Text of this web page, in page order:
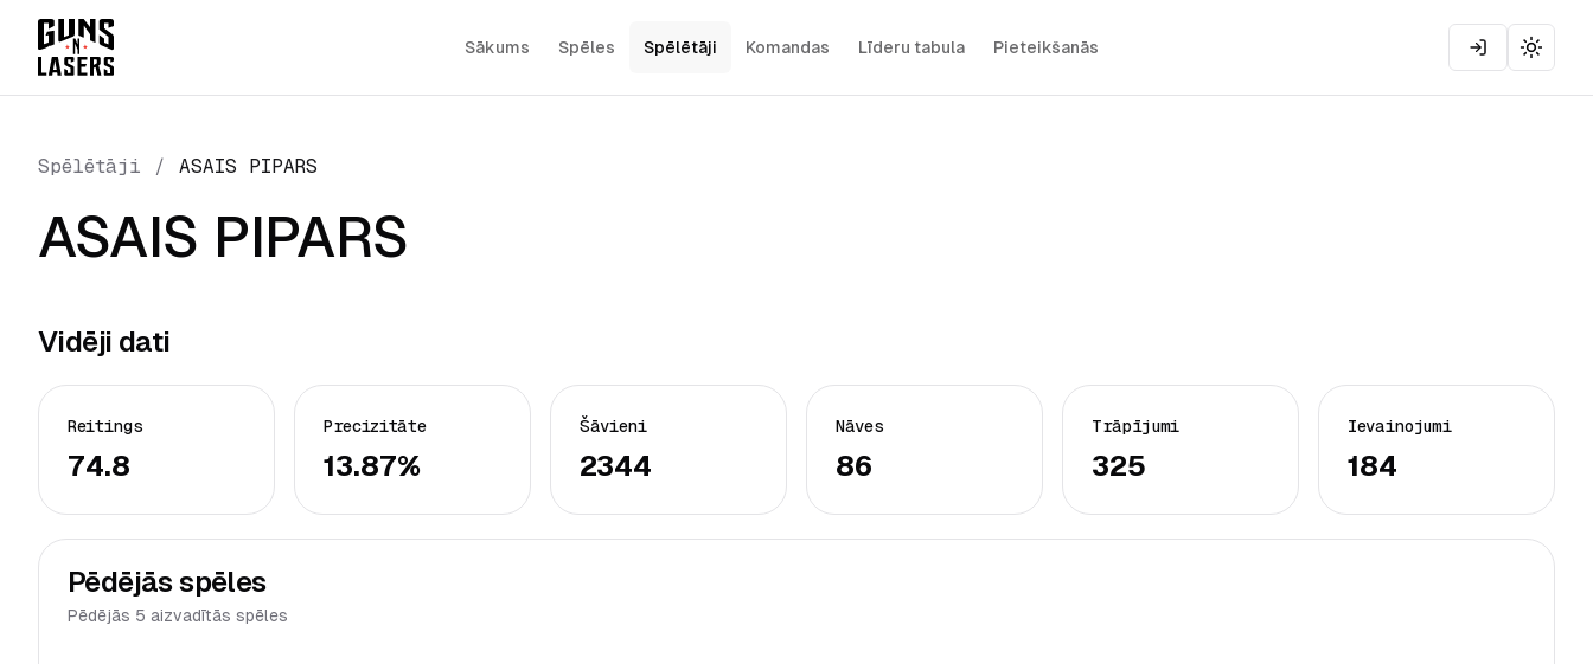
Sākums Spēles Spēlētāji Komandas Līderu tabula Pieteikšanās
Toggle
Spēlētāji / ASAIS PIPARS
ASAIS PIPARS
Vidēji dati
Reitings
74.8
Precizitāte
13.87%
Šāvieni
2344
Nāves
86
Trāpījumi
325
Ievainojumi
184
Pēdējās spēles
Pēdējās 5 aizvadītās spēles